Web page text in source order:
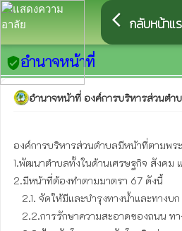
arrow_back_ios กลับหน้าแ
verified_userอำนาจหน้าที่
อำนาจหน้าที่ องค์การบริหารส่วนตำ
องค์การบริหารส่วนตำบลมีหน้าที่ตามพ
1.พัฒนาตำบลทั้งในด้านเศรษฐกิจ สังคม
2.มีหน้าที่ต้องทำตามมาตรา 67 ดังนี้